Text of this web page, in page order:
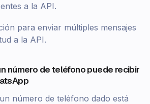
a la API.
para enviar múltiples mensajes
a la API.
número de teléfono puede recibir
número de teléfono dado está